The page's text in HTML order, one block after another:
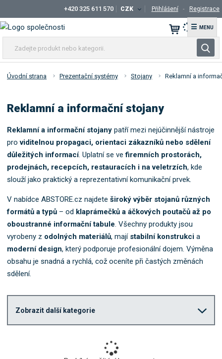
+420 325 611 570 CZK Přihlášení Registrace
d
e
e
r
o
k
t
e
b
o
k
a
t
i
y
t
☰
Úvodní strana Prezentační systémy Stojany Reklamní a
Reklamní a informační stojany
Reklamní a informační stojany patří mezi nejúčinnější nástroje
providitelnou propagaci, orientaci zákazníků nebo sdělení
důležitých informací. Uplatní se vefiremních prostorách,
prodejnách, recepcích, restauracích i na veletrzích, kde
slouží jako praktický a reprezentativní komunikační prvek.
V nabídce ABSTORE.cz najdeteširoký výběr stojanů různých
formátů a typů – od klaprámečků a áčkových poutačů až po
oboustranné informační tabule . Všechny produkty jsou
vyrobeny z odolných materiálů, mají stabilní konstrukci a
moderní design, který podporuje profesionální dojem. Výměna
obsahu je snadná a rychlá, což oceníte při častých změnách
sdělení.
Zobrazit další kategorie